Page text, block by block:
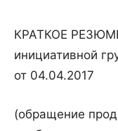
КРАТКОЕ
инициативной
от 04.04.2017
(обращение